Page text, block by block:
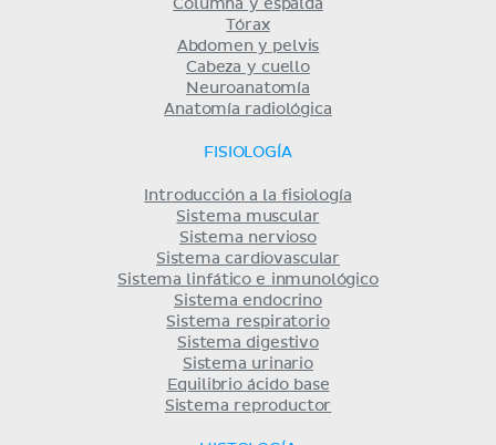
Columna y espalda
Tórax
Abdomen y pelvis
Cabeza y cuello
Neuroanatomía
Anatomía radiológica
FISIOLOGÍA
Introducción a la fisiología
Sistema muscular
Sistema nervioso
Sistema cardiovascular
Sistema linfático e inmunológico
Sistema endocrino
Sistema respiratorio
Sistema digestivo
Sistema urinario
Equilibrio ácido base
Sistema reproductor